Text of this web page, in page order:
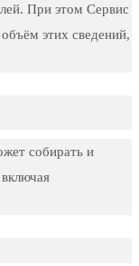
При этом Сервис
этих сведений,
собирать и